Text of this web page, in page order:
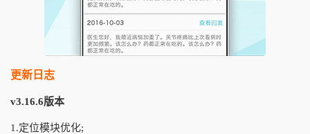
更新日志
v3.16.6版本
1.定位模块优化;